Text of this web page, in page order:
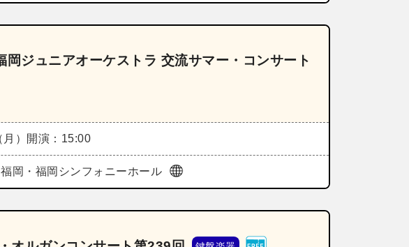
ジュニアオーケストラ 交流サマー・コンサート
） 開演：15:00
岡・福岡シンフォニーホール